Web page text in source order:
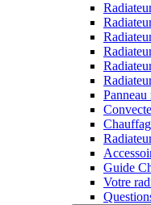
Guide
Votre